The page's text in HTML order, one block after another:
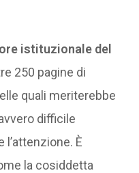
istituzionale del
250 pagine di
quali meriterebbe
difficile
È
la cosiddetta